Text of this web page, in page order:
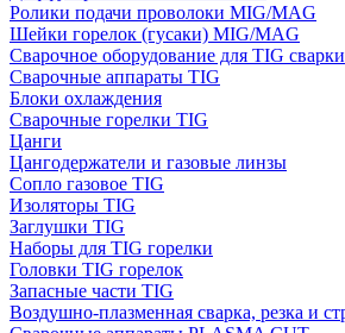
Ролики подачи проволоки MIG/MAG
Шейки горелок (гусаки) MIG/MAG
Сварочное оборудование для TIG сварки
Сварочные аппараты TIG
Блоки охлаждения
Сварочные горелки TIG
Цанги
Цангодержатели и газовые линзы
Сопло газовое TIG
Изоляторы TIG
Заглушки TIG
Наборы для TIG горелки
Головки TIG горелок
Запасные части TIG
Воздушно-плазменная сварка, резка и